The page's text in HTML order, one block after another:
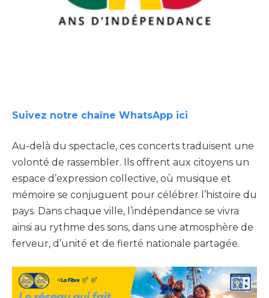
Suivez notre chaîne WhatsApp ici
Au-delà du spectacle, ces concerts traduisent une
volonté de rassembler. Ils offrent aux citoyens un
espace d’expression collective, où musique et
mémoire se conjuguent pour célébrer l’histoire du
pays. Dans chaque ville, l’indépendance se vivra
ainsi au rythme des sons, dans une atmosphère de
ferveur, d’unité et de fierté nationale partagée.